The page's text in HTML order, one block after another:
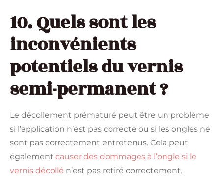
10. Quels sont les
inconvénients
potentiels du vernis
semi-permanent ?
Le décollement prématuré peut être un problème
si l’application n’est pas correcte ou si les ongles ne
sont pas correctement entretenus. Cela peut
également causer des dommages à l’ongle si le
vernis décollé n’est pas retiré correctement.